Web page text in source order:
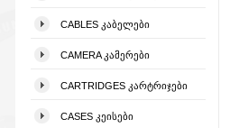
CABLES ᲙᲐᲑᲔᲚᲔᲑᲘ
CAMERA ᲙᲐᲛᲔᲠᲔᲑᲘ
CARTRIDGES ᲙᲐᲠᲢᲠᲘᲯᲔᲑᲘ
CASES ᲙᲔᲘᲡᲔᲑᲘ